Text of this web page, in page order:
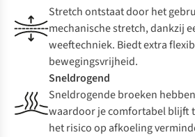
Stretch ontstaat door het
mechanische stretch, dankzij
weeftechniek. Biedt extra
bewegingsvrijheid.
Sneldrogend
Sneldrogende broeken
waardoor je comfortabel blijft
het risico op afkoeling